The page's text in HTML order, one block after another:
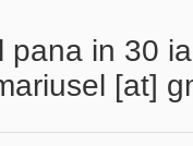
pana in 30
[at]